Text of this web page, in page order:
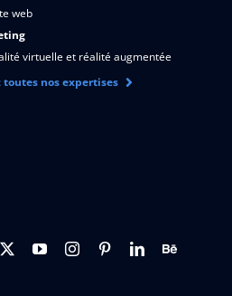
web
virtuelle et réalité augmentée
toutes nos expertises